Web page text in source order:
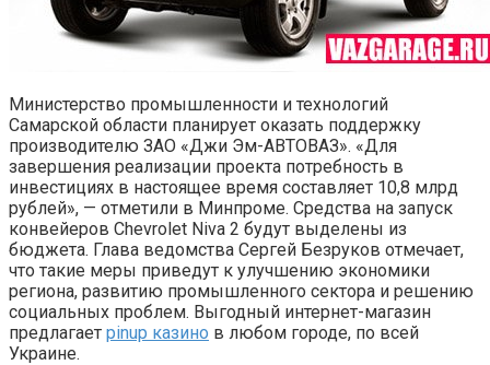
Министерство промышленности и технологий
Самарской области планирует оказать поддержку
производителю ЗАО «Джи Эм-АВТОВАЗ». «Для
завершения реализации проекта потребность в
инвестициях в настоящее время составляет 10,8 млрд
рублей», — отметили в Минпроме. Средства на запуск
конвейеров Chevrolet Niva 2 будут выделены из
бюджета. Глава ведомства Сергей Безруков отмечает,
что такие меры приведут к улучшению экономики
региона, развитию промышленного сектора и решению
социальных проблем. Выгодный интернет-магазин
предлагает pinup казино в любом городе, по всей
Украине.